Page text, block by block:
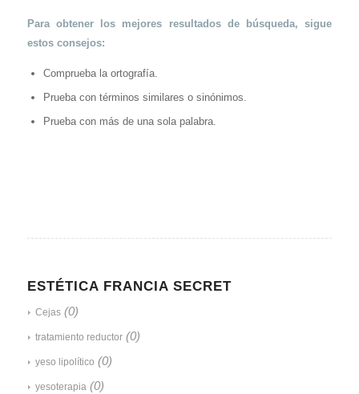
Para obtener los mejores resultados de búsqueda, sigue
estos consejos:
Comprueba la ortografía.
Prueba con términos similares o sinónimos.
Prueba con más de una sola palabra.
ESTÉTICA FRANCIA SECRET
Cejas (0)
tratamiento reductor (0)
yeso lipolítico (0)
yesoterapia (0)